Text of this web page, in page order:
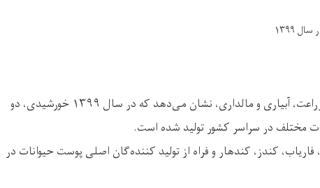
آمارهای ریاست احصاییه و معلومات وزارت زراعت، آبیاری و مالداری، نشان می‌دهد که در سال ۱۳۹۹ خورشیدی، دو
کندز، کندهار و فراه از تولید کننده‌گان اصلی پوست حیوانات در